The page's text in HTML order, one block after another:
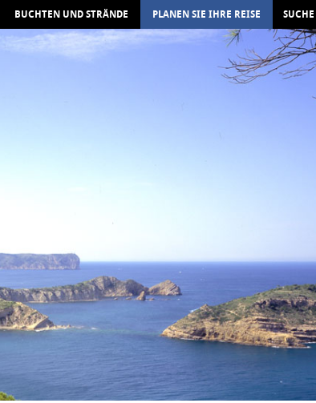
BUCHTEN UND STRÄNDE PLANEN SIE IHRE REISE SUCHE